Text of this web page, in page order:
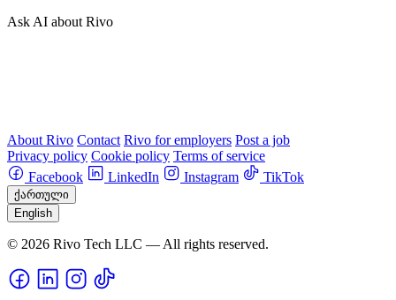
Ask AI about Rivo
About Rivo Contact Rivo for employers Post a job
Privacy policy Cookie policy Terms of service
Facebook
LinkedIn Instagram TikTok
ქართული
English
© 2026 Rivo Tech LLC — All rights reserved.